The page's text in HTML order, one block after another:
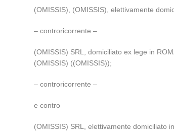
(OMISSIS), (OMISSIS), elettivamente
– controricorrente –
(OMISSIS) SRL, domiciliato ex lege in
(OMISSIS) ((OMISSIS));
– controricorrente –
e contro
(OMISSIS) SRL, elettivamente domiciliato